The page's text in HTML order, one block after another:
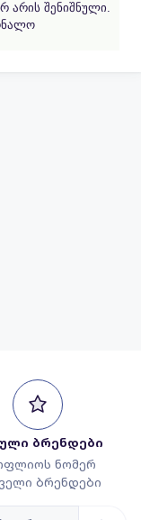
არის შენიშნული.
ბრენდები
ნომერ
ბრენდები